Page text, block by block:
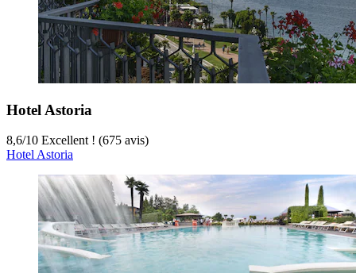
Hotel Astoria
8,6/10 Excellent ! (675 avis)
Hotel Astoria